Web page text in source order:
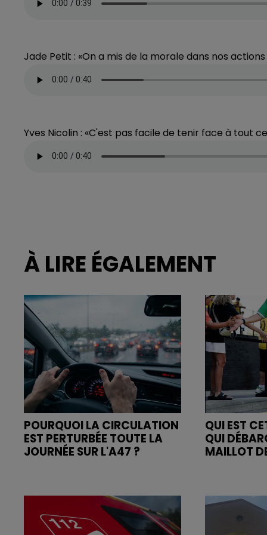
Jade Petit : «On a mis de la morale dans nos
Yves Nicolin : «C'est pas facile de tenir face à tout
À LIRE ÉGALEMENT
POURQUOI LA CIRCULATION
EST PERTURBÉE TOUTE LA
JOURNÉE SUR L'A47 ?
QUI EST
QUI
MAILLOT